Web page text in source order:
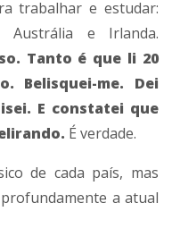
trabalhar e estudar:
Austrália e Irlanda.
Tanto é que li 20
Belisquei-me. Dei
E constatei que
É verdade.
de cada país, mas
a atual